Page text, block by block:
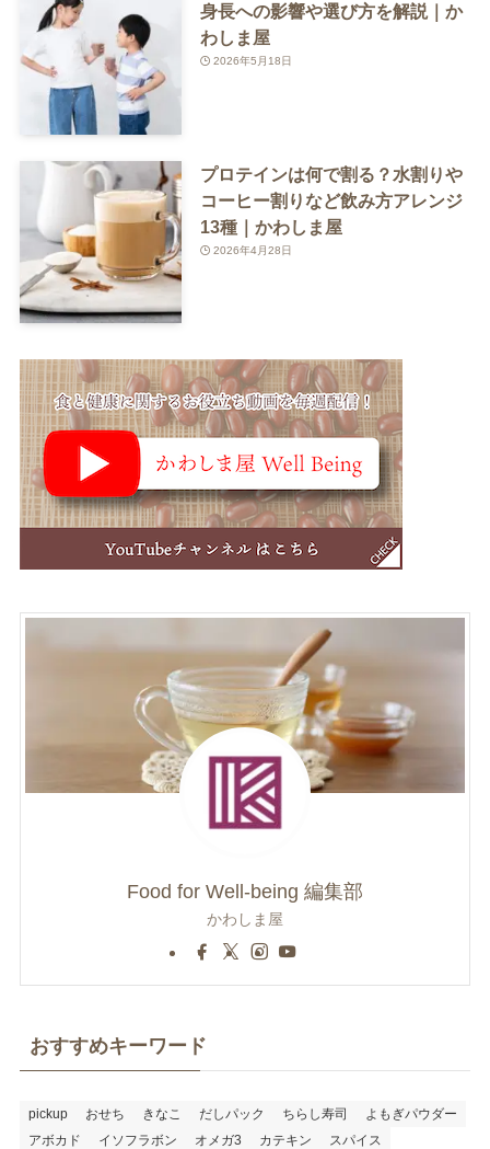
身長への影響や選び方を解説｜か
わしま屋
2026年5月18日
プロテインは何で割る？水割りや
コーヒー割りなど飲み方アレンジ
13種｜かわしま屋
2026年4月28日
Food for Well-being 編集部
かわしま屋
おすすめキーワード
pickup おせち きなこ だしパック ちらし寿司
よもぎパウダー
アボカド
イソフラボン オメガ3 カテキン
スパイス